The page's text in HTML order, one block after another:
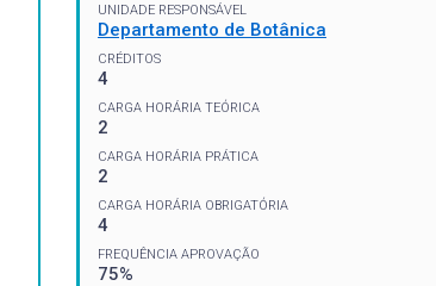
UNIDADE RESPONSÁVEL
Departamento de Botânica
CRÉDITOS
4
CARGA HORÁRIA TEÓRICA
2
CARGA HORÁRIA PRÁTICA
2
CARGA HORÁRIA OBRIGATÓRIA
4
FREQUÊNCIA APROVAÇÃO
75%